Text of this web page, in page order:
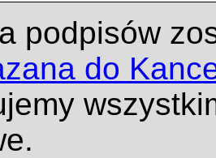
podpisów
do